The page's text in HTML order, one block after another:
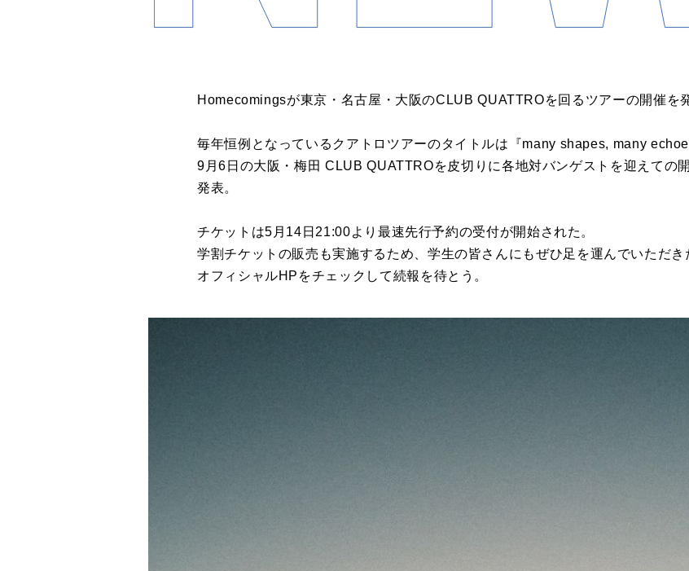
Homecomingsが東京・名古屋・大阪のCLUB QUATTROを回るツアーの開催を
毎年恒例となっているクアトロツアーのタイトルは『many shapes, many
9月6日の大阪・梅田 CLUB QUATTROを皮切りに各地対バンゲストを迎えての
発表。
チケットは5月14日21:00より最速先行予約の受付が開始された。
学割チケットの販売も実施するため、学生の皆さんにもぜひ足を運んでいただき
オフィシャルHPをチェックして続報を待とう。